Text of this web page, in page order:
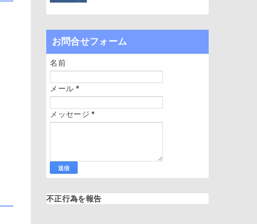
お問合せフォーム
名前
メール *
メッセージ*
不正行為を報告